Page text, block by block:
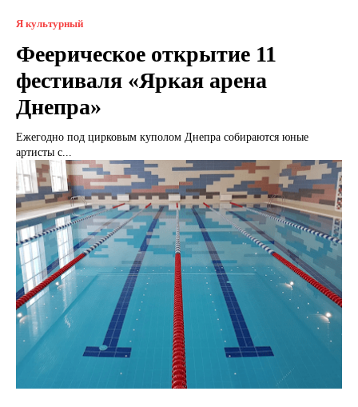
Я культурный
Феерическое открытие 11
фестиваля «Яркая арена
Днепра»
Ежегодно под цирковым куполом Днепра собираются юные
артисты с...